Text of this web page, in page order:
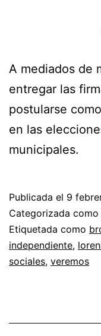
A mediados de
entregar las
postularse
en las
municipales.
Publicada el 9
Categorizada como
Etiquetada como
independiente,
sociales, veremos